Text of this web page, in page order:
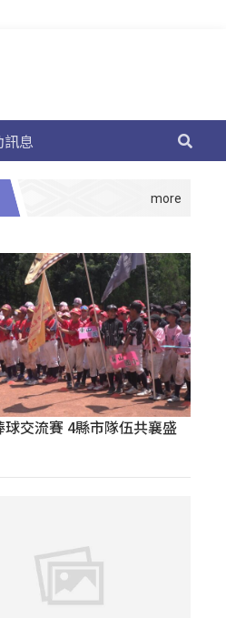
訊息
球交流賽 4縣市隊伍共襄盛